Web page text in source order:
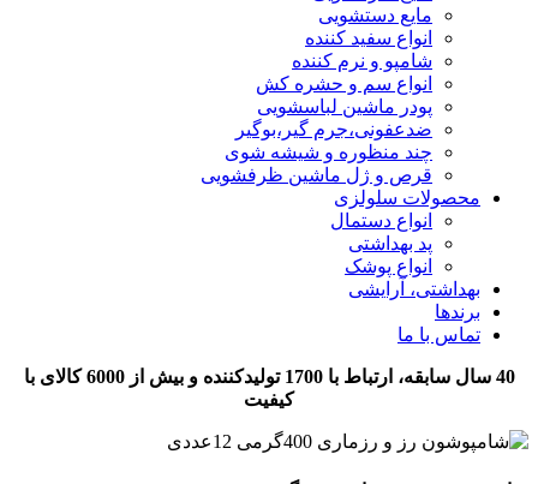
مایع دستشویی
انواع سفید کننده
شامپو و نرم کننده
انواع سم و حشره کش
پودر ماشین لباسشویی
ضدعفونی،جرم گیر،بوگیر
چند منظوره و شیشه شوی
قرص و ژل ماشین ظرفشویی
محصولات سلولزی
انواع دستمال
پد بهداشتی
انواع پوشک
بهداشتی، آرایشی
برندها
تماس با ما
40 سال سابقه، ارتباط با 1700 تولیدکننده و بیش از 6000 کالای با
کیفیت